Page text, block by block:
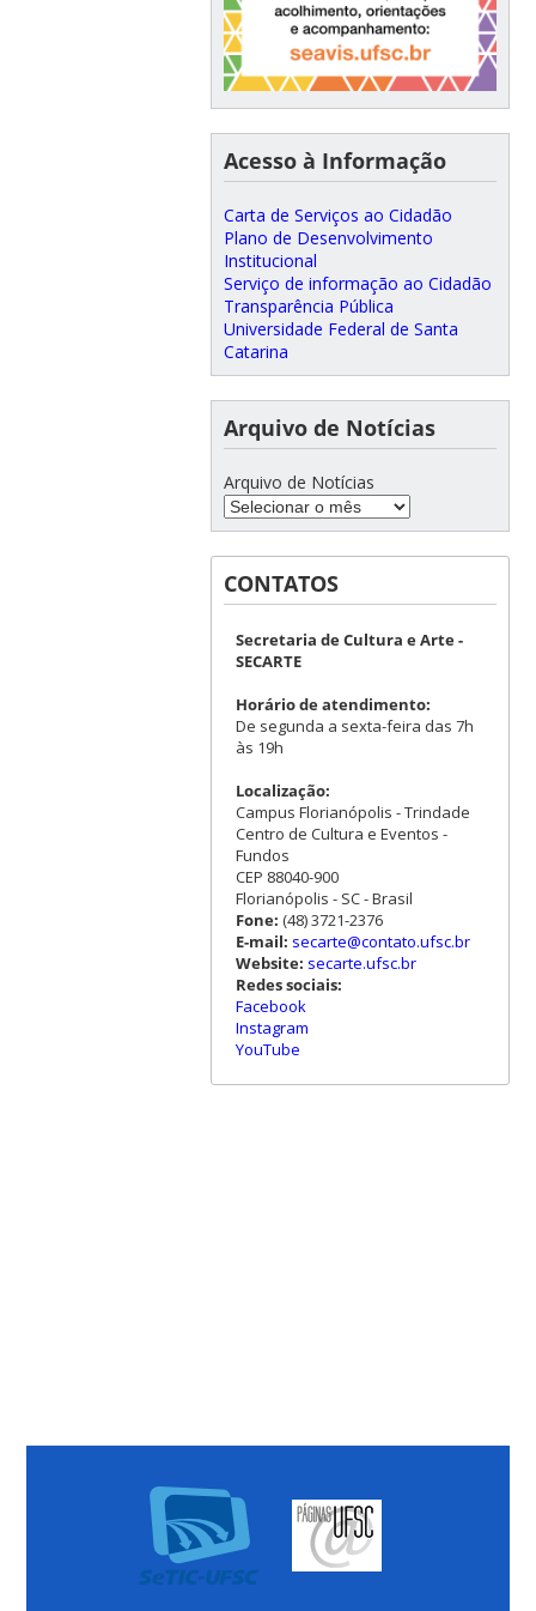
Acesso à Informação
Carta de Serviços ao Cidadão
Plano de Desenvolvimento
Institucional
Serviço de informação ao Cidadão
Transparência Pública
Universidade Federal de Santa
Catarina
Arquivo de Notícias
Arquivo de Notícias
CONTATOS
Secretaria de Cultura e Arte -
SECARTE
Horário de atendimento:
De segunda a sexta-feira das 7h
às 19h
Localização:
Campus Florianópolis - Trindade
Centro de Cultura e Eventos -
Fundos
CEP 88040-900
Florianópolis - SC - Brasil
Fone: (48) 3721-2376
E-mail: secarte@contato.ufsc.br
Website: secarte.ufsc.br
Redes sociais:
Facebook
Instagram
YouTube